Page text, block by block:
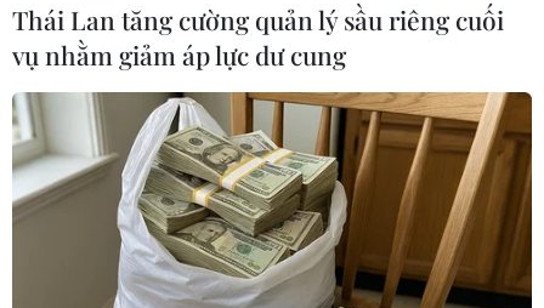
Bà Phẩm chia sẻ: “Cháu bảo vào phòng thi áp lực lắm nên bà
phải đi cùng con," nên dù tuổi cao bà vẫn bám trụ ở khu vực
cổng trường đợi cháu kết thúc môn thi. (Ảnh: Hoài
Nam/Vietnam+)
Thái Lan tăng cường quản lý sầu riêng cuối
vụ nhằm giảm áp lực dư cung